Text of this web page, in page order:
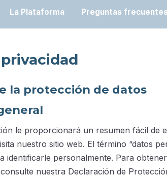
La Plataforma Preguntas frecuentes
la protección de datos
le proporcionará un resumen fácil de
nuestro sitio web. El término “datos
identificarle personalmente. Para
nuestra Declaración de